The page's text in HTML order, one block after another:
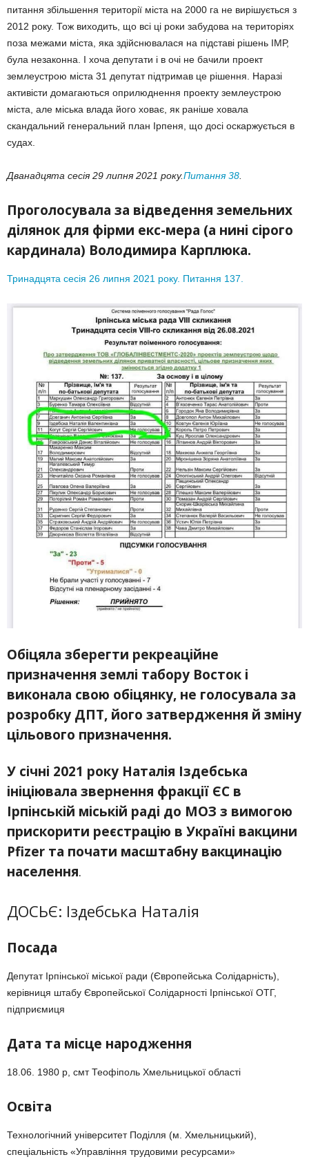
питання збільшення території міста на 2000 га не вирішується з
2012 року. Тож виходить, що всі ці роки забудова на територіях
поза межами міста, яка здійснювалася на підставі рішень ІМР,
була незаконна. І хоча депутати і в очі не бачили проект
землеустрою міста 31 депутат підтримав це рішення. Наразі
активісти домагаються оприлюднення проекту землеустрою
міста, але міська влада його ховає, як раніше ховала
скандальний генеральний план Ірпеня, що досі оскаржується в
судах.
Дванадцята сесія 29 липня 2021 року.Питання 38.
Проголосувала за відведення земельних
ділянок для фірми екс-мера (а нині сірого
кардинала) Володимира Карплюка.
Тринадцята сесія 26 липня 2021 року. Питання 137.
Обіцяла зберегти рекреаційне
призначення землі табору Восток і
виконала свою обіцянку, не голосувала за
розробку ДПТ, його затвердження й зміну
цільового призначення.
У січні 2021 року Наталія Іздебська
ініціювала звернення фракції ЄС в
Ірпінській міській раді до МОЗ з вимогою
прискорити реєстрацію в Україні вакцини
Pfizer та почати масштабну вакцинацію
населення.
ДОСЬЄ: Іздебська Наталія
Посада
Депутат Ірпінської міської ради (Європейська Солідарність),
керівниця штабу Європейської Солідарності Ірпінської ОТГ,
підприємиця
Дата та місце народження
18.06. 1980 р, смт Теофіполь Хмельницької області
Освіта
Технологічний університет Поділля (м. Хмельницький),
спеціальність «Управління трудовими ресурсами»